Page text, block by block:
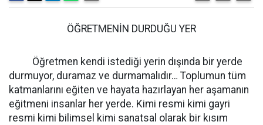
ÖĞRETMENİN DURDUĞU YER
Öğretmen kendi istediği yerin dışında bir yerde
durmuyor, duramaz ve durmamalıdır… Toplumun tüm
katmanlarını eğiten ve hayata hazırlayan her aşamanın
eğitmeni insanlar her yerde. Kimi resmi kimi gayri
resmi kimi bilimsel kimi sanatsal olarak bir kısım